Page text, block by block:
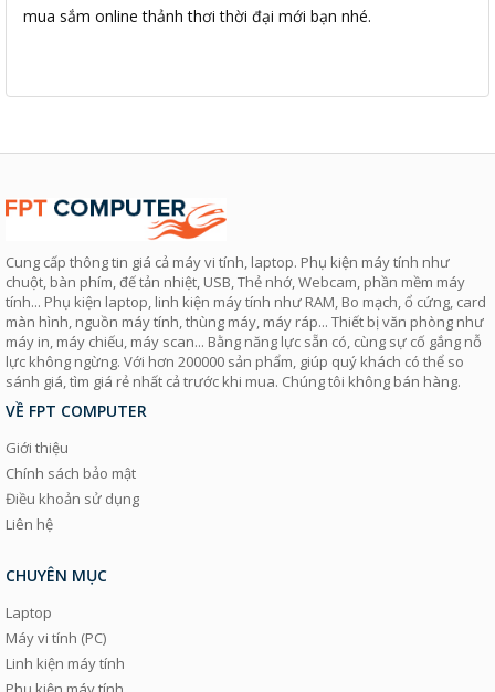
mua sắm online thảnh thơi thời đại mới bạn nhé.
Cung cấp thông tin giá cả máy vi tính, laptop. Phụ kiện máy tính như
chuột, bàn phím, đế tản nhiệt, USB, Thẻ nhớ, Webcam, phần mềm máy
tính... Phụ kiện laptop, linh kiện máy tính như RAM, Bo mạch, ổ cứng, card
màn hình, nguồn máy tính, thùng máy, máy ráp... Thiết bị văn phòng như
máy in, máy chiếu, máy scan... Bằng năng lực sẵn có, cùng sự cố gắng nỗ
lực không ngừng. Với hơn 200000 sản phẩm, giúp quý khách có thể so
sánh giá, tìm giá rẻ nhất cả trước khi mua. Chúng tôi không bán hàng.
VỀ FPT COMPUTER
Giới thiệu
Chính sách bảo mật
Điều khoản sử dụng
Liên hệ
CHUYÊN MỤC
Laptop
Máy vi tính (PC)
Linh kiện máy tính